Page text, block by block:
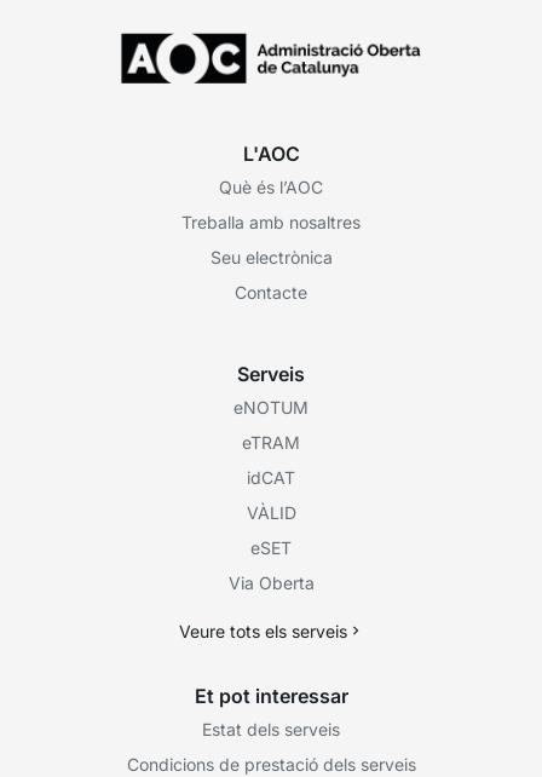
L'AOC
Què és l’AOC
Treballa amb nosaltres
Seu electrònica
Contacte
Serveis
eNOTUM
eTRAM
idCAT
VÀLID
eSET
Via Oberta
Veure tots els serveis
Et pot interessar
Estat dels serveis
Condicions de prestació dels serveis